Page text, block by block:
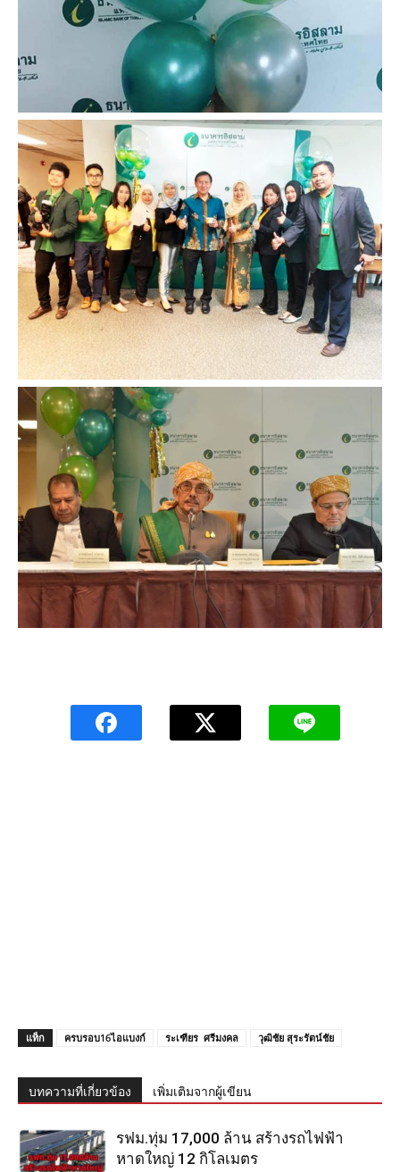
แท็ก ครบรอบ16ไอแบงก์ ระเฑียร ศรีมงคล วุฒิชัย สุระรัตน์ชัย
บทความที่เกี่ยวข้อง เพิ่มเติมจากผู้เขียน
รฟม.ทุ่ม 17,000 ล้าน สร้างรถไฟฟ้า
หาดใหญ่ 12 กิโลเมตร